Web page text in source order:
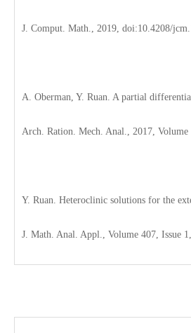
J. Comput. Math., 2019, doi:10.4208/
A. Oberman, Y. Ruan. A partial
Arch. Ration. Mech. Anal., 2017, Volume
Y. Ruan. Heteroclinic solutions for the
J. Math. Anal. Appl., Volume 407, Issue